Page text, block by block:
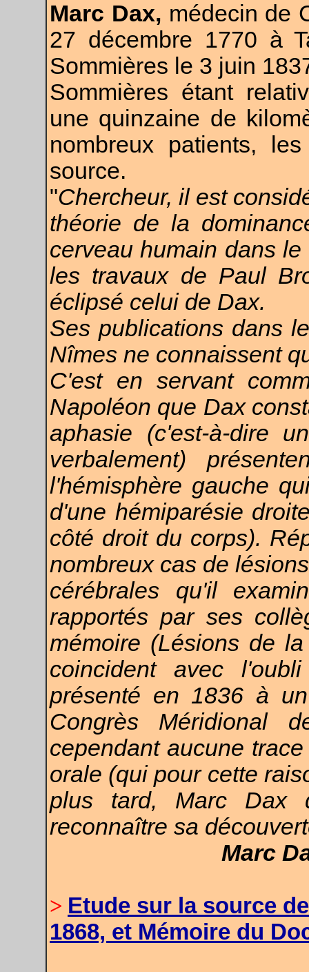
Marc Dax, médecin de
27 décembre 1770 à
Sommières le 3 juin
Sommières étant
une quinzaine de
nombreux patients,
source.
"Chercheur, il est
théorie de la
cerveau humain dans
les travaux de Paul
éclipsé celui de Dax.
Ses publications dans
Nîmes ne connaissent
C'est en servant
Napoléon que Dax
aphasie (c'est-à-dire
verbalement)
l'hémisphère gauche
d'une hémiparésie
côté droit du corps).
nombreux cas de lésions
cérébrales qu'il
rapportés par ses
mémoire (Lésions de
coincident avec
présenté en 1836 à
Congrès Méridional
cependant aucune
orale (qui pour cette
plus tard, Marc Dax
reconnaître sa
Marc
> Etude sur la source
1868, et Mémoire du